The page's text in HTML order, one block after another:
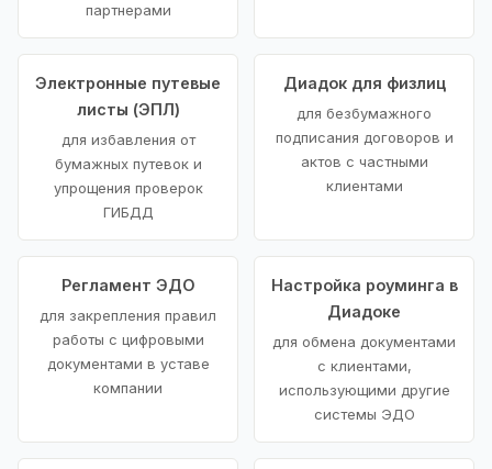
партнерами
Электронные путевые
листы (ЭПЛ)
для избавления от
бумажных путевок и
упрощения проверок
ГИБДД
Диадок для физлиц
для безбумажного
подписания договоров и
актов с частными
клиентами
Регламент ЭДО
для закрепления правил
работы с цифровыми
документами в уставе
компании
Настройка роуминга в
Диадоке
для обмена документами
с клиентами,
использующими другие
системы ЭДО